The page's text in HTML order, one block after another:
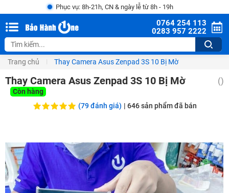
Phục vụ: 8h-21h, CN & ngày lễ từ 8h - 19h
0764 254 113
0283 957 2222
Trang chủ Thay Camera Asus Zenpad 3S 10 Bị Mờ
Thay Camera Asus Zenpad 3S 10 Bị Mờ ()
Còn hàng
(79 đánh giá) | 646sản phẩm đã bán